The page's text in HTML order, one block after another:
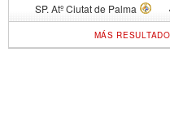
SP. Atº Ciutat de Palma
MÁS